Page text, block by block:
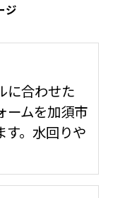
ジ
に合わせた
ームを加須市
す。水回りや